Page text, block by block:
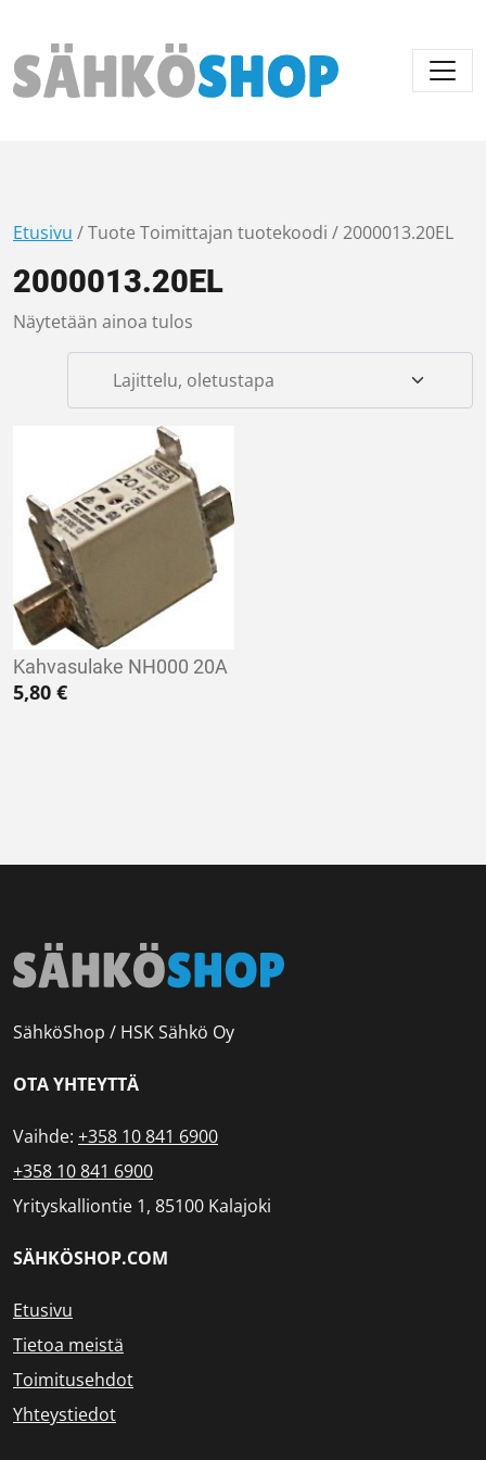
Päävalikko
Etusivu / Tuote Toimittajan tuotekoodi / 2000013.20EL
2000013.20EL
Näytetään ainoa tulos
Kahvasulake NH000 20A
5,80 €
SähköShop / HSK Sähkö Oy
OTA YHTEYTTÄ
Vaihde: +358 10 841 6900
+358 10 841 6900
Yrityskalliontie 1, 85100 Kalajoki
SÄHKÖSHOP.COM
Etusivu
Tietoa meistä
Toimitusehdot
Yhteystiedot